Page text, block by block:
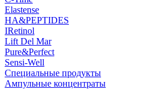
Elastense
HA&PEPTIDES
IRetinol
Lift Del Mar
Pure&Perfect
Sensi-Well
Специальные продукты
Ампульные концентраты